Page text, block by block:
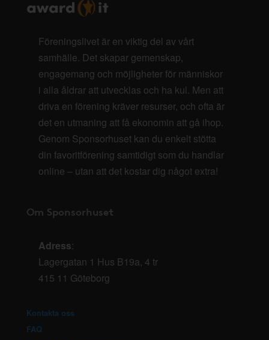
Föreningslivet är en viktig del av vårt
samhälle. Det skapar gemenskap,
engagemang och möjligheter för människor
i alla åldrar att utvecklas och ha kul. Men att
driva en förening kräver resurser, och ofta är
det en utmaning att få ekonomin att gå ihop.
Genom Sponsorhuset kan du enkelt stötta
din favoritförening samtidigt som du handlar
online – utan att det kostar dig något extra!
Om Sponsorhuset
Adress:
Lagergatan 1 Hus B19a, 4 tr
415 11 Göteborg
Kontakta oss
FAQ